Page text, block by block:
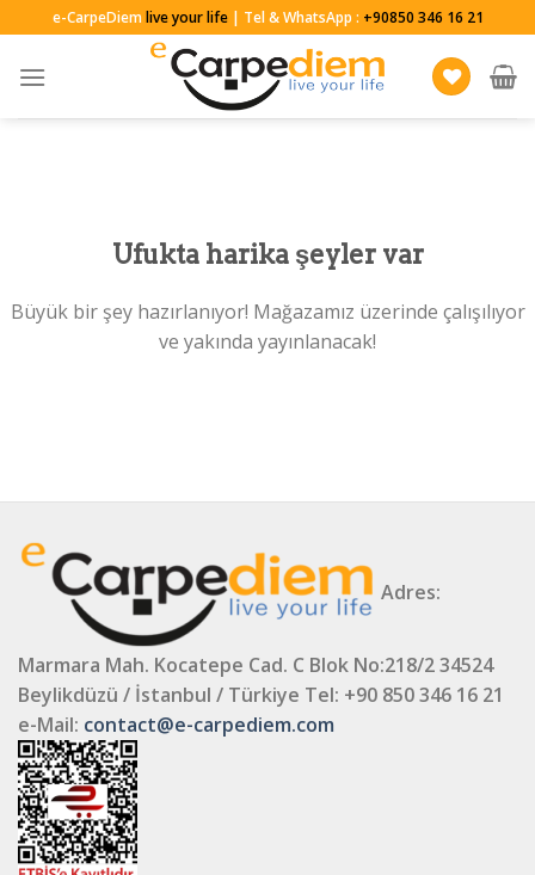
to
content
e-CarpeDiemlive your life| Tel & WhatsApp : +90850 346 16 21
Ufukta harika şeyler var
Büyük bir şey hazırlanıyor! Mağazamız üzerinde çalışılıyor
ve yakında yayınlanacak!
Adres:
Marmara Mah. Kocatepe Cad. C Blok No:218/2 34524
Beylikdüzü / İstanbul / Türkiye Tel: +90 850 346 16 21
e-Mail: contact@e-carpediem.com